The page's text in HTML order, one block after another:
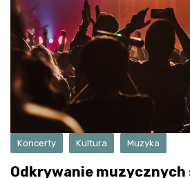
Koncerty Kultura Muzyka
Odkrywanie muzycznych